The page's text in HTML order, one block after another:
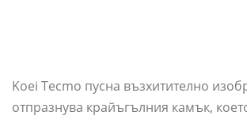
Koei Tecmo пусна възхитително
отпразнува крайъгълния камък,